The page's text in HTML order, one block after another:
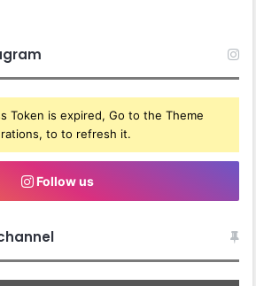
Token is expired, Go to the Theme
to to refresh it.
Follow us